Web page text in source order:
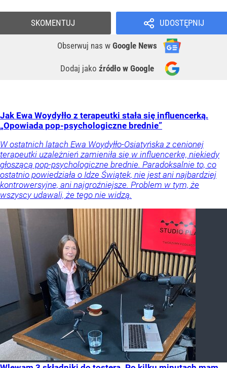
UDOSTĘPNIJ
Obserwuj nas w Google News
Dodaj jako źródło w Google
SKOMENTUJ
Jak Ewa Woydyłło z terapeutki stała się influencerką.
„Opowiada pop-psychologiczne brednie”
W ostatnich latach Ewa Woydyłło-Osiatyńska z cenionej
terapeutki uzależnień zamieniła się w influencerkę, niekiedy
głoszącą pop-psychologiczne brednie. Paradoksalnie to, co
ostatnio powiedziała o Idze Świątek, nie jest ani najbardziej
kontrowersyjne, ani najgroźniejsze. Problem w tym, że
wszyscy udawali, że tego nie widzą.